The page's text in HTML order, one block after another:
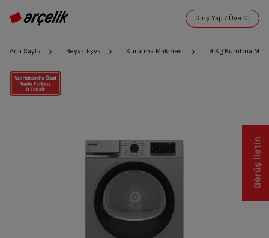
Ana Sayfa Beyaz Eşya Kurutma Makinesi 9 Kg Kurutma
Görüş İletin